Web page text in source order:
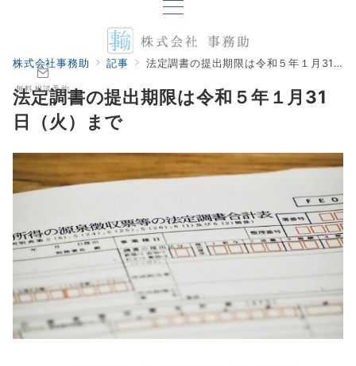
無料相談予約
株式会社事務助 記事 法定調書の提出期限は令和５年１月31日（火）まで
法定調書の提出期限は令和５年１月31
日（火）まで